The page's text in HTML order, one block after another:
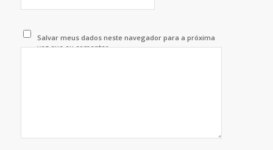
Salvar meus dados neste navegador para a próxima
vez que eu comentar.